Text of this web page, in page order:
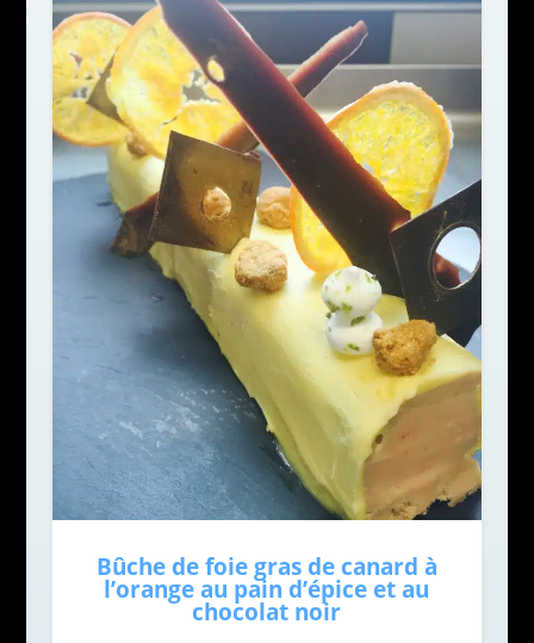
Bûche de foie gras de canard à
l’orange au pain d’épice et au
chocolat noir